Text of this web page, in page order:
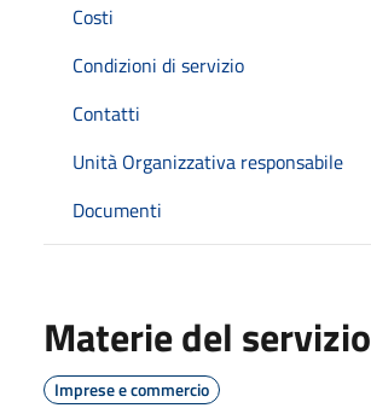
Costi
Condizioni di servizio
Contatti
Unità Organizzativa responsabile
Documenti
Materie del servizio
Imprese e commercio